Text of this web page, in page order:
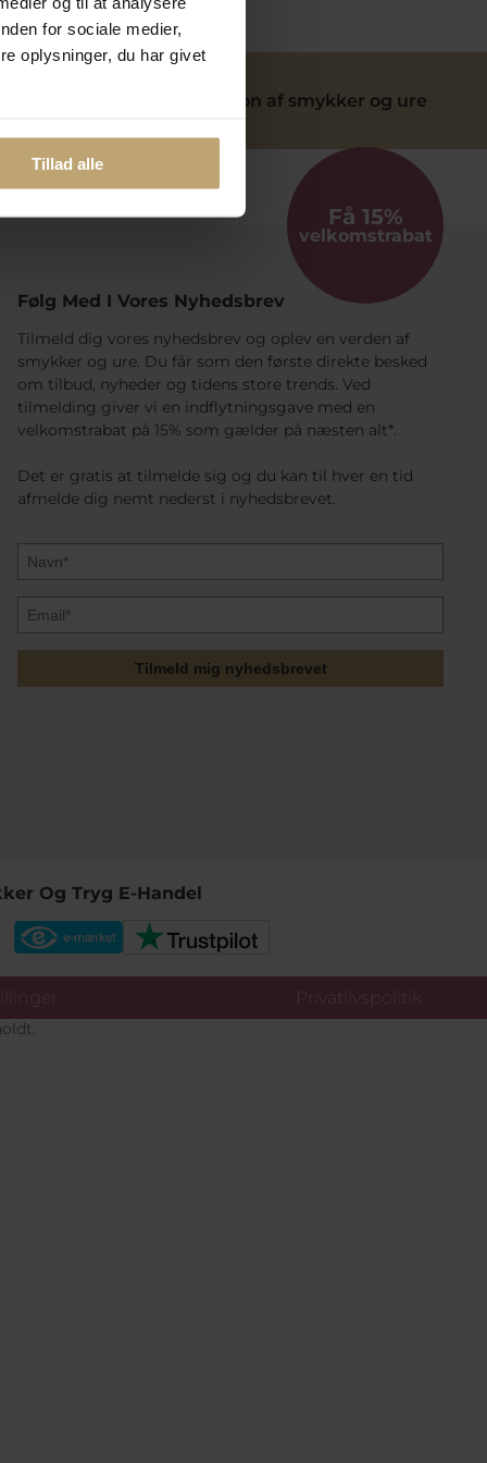
for sociale medier,
oplysninger, du har givet
Tillad alle
Reparation af smykker og ure
Få 15%
velkomstrabat
Følg Med I Vores Nyhedsbrev
Tilmeld dig vores nyhedsbrev og oplev en verden af
smykker og ure. Du får som den første direkte besked
om tilbud, nyheder og tidens store trends. Ved
tilmelding giver vi en indflytningsgave med en
velkomstrabat på 15% som gælder på næsten alt*.
Det er gratis at tilmelde sig og du kan til hver en tid
afmelde dig nemt nederst i nyhedsbrevet.
Tilmeld mig nyhedsbrevet
Og Tryg E-Handel
Privatlivspolitik